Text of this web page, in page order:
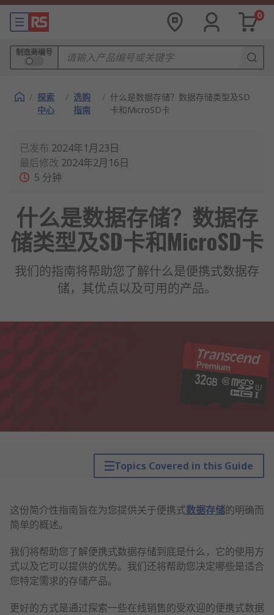
0
制造商编号
/ 探索
中心
/ 选购
指南
/ 什么是数据存储？数据存储类型及SD
卡和MicroSD卡
已发布 2024年1月23日
最后修改 2024年2月16日
5 分钟
什么是数据存储？数据存
储类型及SD卡和MicroSD卡
我们的指南将帮助您了解什么是便携式数据存
储，其优点以及可用的产品。
Topics Covered in this Guide
这份简介性指南旨在为您提供关于便携式数据存储的明确而
简单的概述。
我们将帮助您了解便携式数据存储到底是什么，它的使用方
式以及它可以提供的优势。我们还将帮助您决定哪些是适合
您特定需求的存储产品。
更好的方式是通过探索一些在线销售的受欢迎的便携式数据